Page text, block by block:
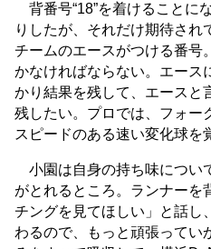
背番号“18”を着けることに
りしたが、それだけ期待され
チームのエースがつける番号
かなければならない。エース
かり結果を残して、エースと
残したい。プロでは、フォー
スピードのある速い変化球を
小園は自身の持ち味につい
がとれるところ。ランナーを
チングを見てほしい」と話し
わるので、もっと頑張ってい